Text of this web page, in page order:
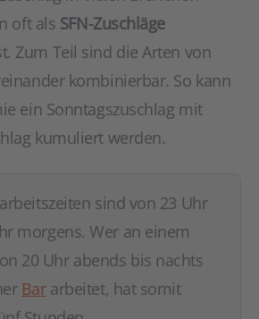
oft als SFN-Zuschläge
Zum Teil sind die Arten von
kombinierbar. So kann
ein Sonntagszuschlag mit
kumuliert werden.
sind von 23 Uhr
morgens. Wer an einem
20 Uhr abends bis nachts
Bararbeitet, hat somit